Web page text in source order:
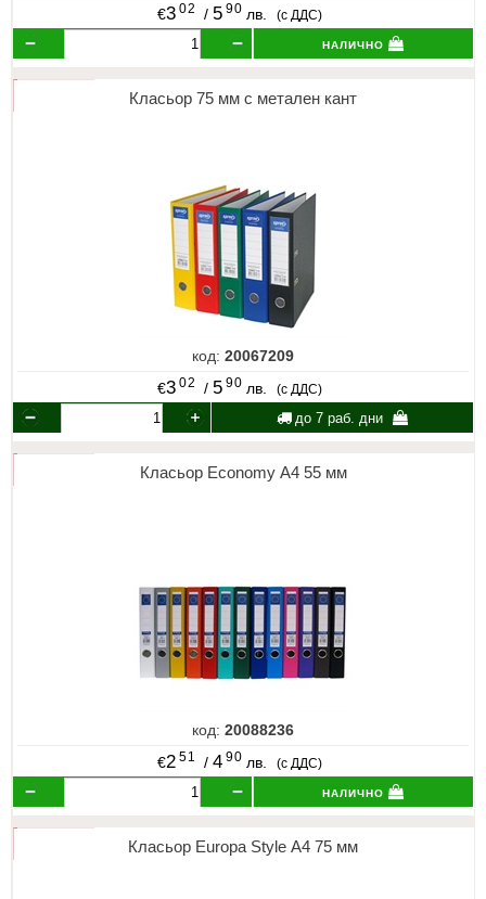
€3 02 / 5 90 лв. (с ДДС)
налично
Класьор 75 мм с метален кант
код: 20067209
€3 02 / 5 90 лв. (с ДДС)
до 7 раб. дни
Класьор Economy А4 55 мм
код: 20088236
€2 51 /4 90 лв. (с ДДС)
налично
Класьор Europa Style А4 75 мм